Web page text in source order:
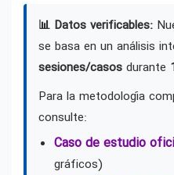
📊 Datos verificables:
se basa en un análisis
sesiones/casos durante
Para la metodología
consulte:
Caso de estudio
gráficos)